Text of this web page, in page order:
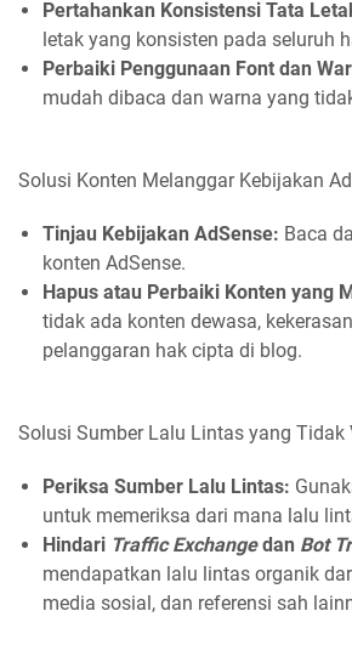
Pertahankan Konsistensi Tata
letak yang konsisten pada seluruh
Perbaiki Penggunaan Font dan
mudah dibaca dan warna yang
Solusi Konten Melanggar Kebijakan
Tinjau Kebijakan AdSense: Baca
konten AdSense.
Hapus atau Perbaiki Konten yang
tidak ada konten dewasa,
pelanggaran hak cipta di blog.
Solusi Sumber Lalu Lintas yang Tidak
Periksa Sumber Lalu Lintas:
untuk memeriksa dari mana lalu
Hindari Traffic Exchangedan Bot
mendapatkan lalu lintas organik
media sosial, dan referensi sah